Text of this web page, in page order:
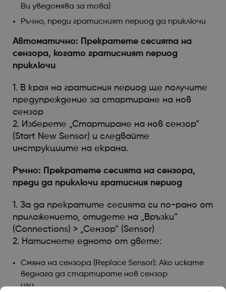
Ви уведомява за това)
Ръчно, преди гратисният период да приключи
Автоматично: Прекратете сесията на
сензора, когато гратисният период
приключи
1. В края на гратисния период ще получите
предупреждение за стартиране на нов
сензор
2. Изберете „Стартиране на нов сензор“
(Start New Sensor) и следвайте
инструкциите на екрана.
Ръчно: Прекратете сесията на сензора,
преди да приключи гратисния период
1. За да прекратите сесията си по-рано от
приложението, отидете на „Връзки“
(Connections) > „Сензор“ (Sensor)
2. Натиснете едното от двете:
Смяна на сензора (Replace Sensor): Ако искате
веднага да стартирате нов сензор
или